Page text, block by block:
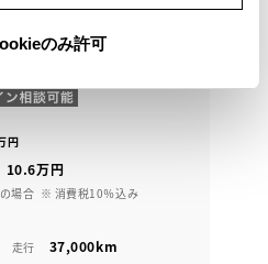
のみ許可
県にお住まいの方への販売
円
10.6万円
場合 ※ 消費税10％込み
走行 37,000km